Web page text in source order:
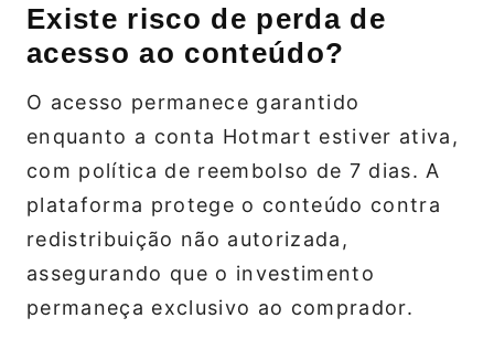
Existe risco de perda de
acesso ao conteúdo?
O acesso permanece garantido
enquanto a conta Hotmart estiver ativa,
com política de reembolso de 7 dias. A
plataforma protege o conteúdo contra
redistribuição não autorizada,
assegurando que o investimento
permaneça exclusivo ao comprador.